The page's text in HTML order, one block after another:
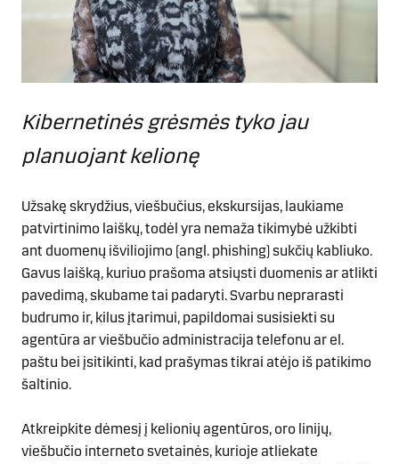
Kibernetinės grėsmės tyko jau
planuojant kelionę
Užsakę skrydžius, viešbučius, ekskursijas, laukiame
patvirtinimo laiškų, todėl yra nemaža tikimybė užkibti
ant duomenų išviliojimo (angl. phishing) sukčių kabliuko.
Gavus laišką, kuriuo prašoma atsiųsti duomenis ar atlikti
pavedimą, skubame tai padaryti. Svarbu neprarasti
budrumo ir, kilus įtarimui, papildomai susisiekti su
agentūra ar viešbučio administracija telefonu ar el.
paštu bei įsitikinti, kad prašymas tikrai atėjo iš patikimo
šaltinio.
Atkreipkite dėmesį į kelionių agentūros, oro linijų,
viešbučio interneto svetainės, kurioje atliekate